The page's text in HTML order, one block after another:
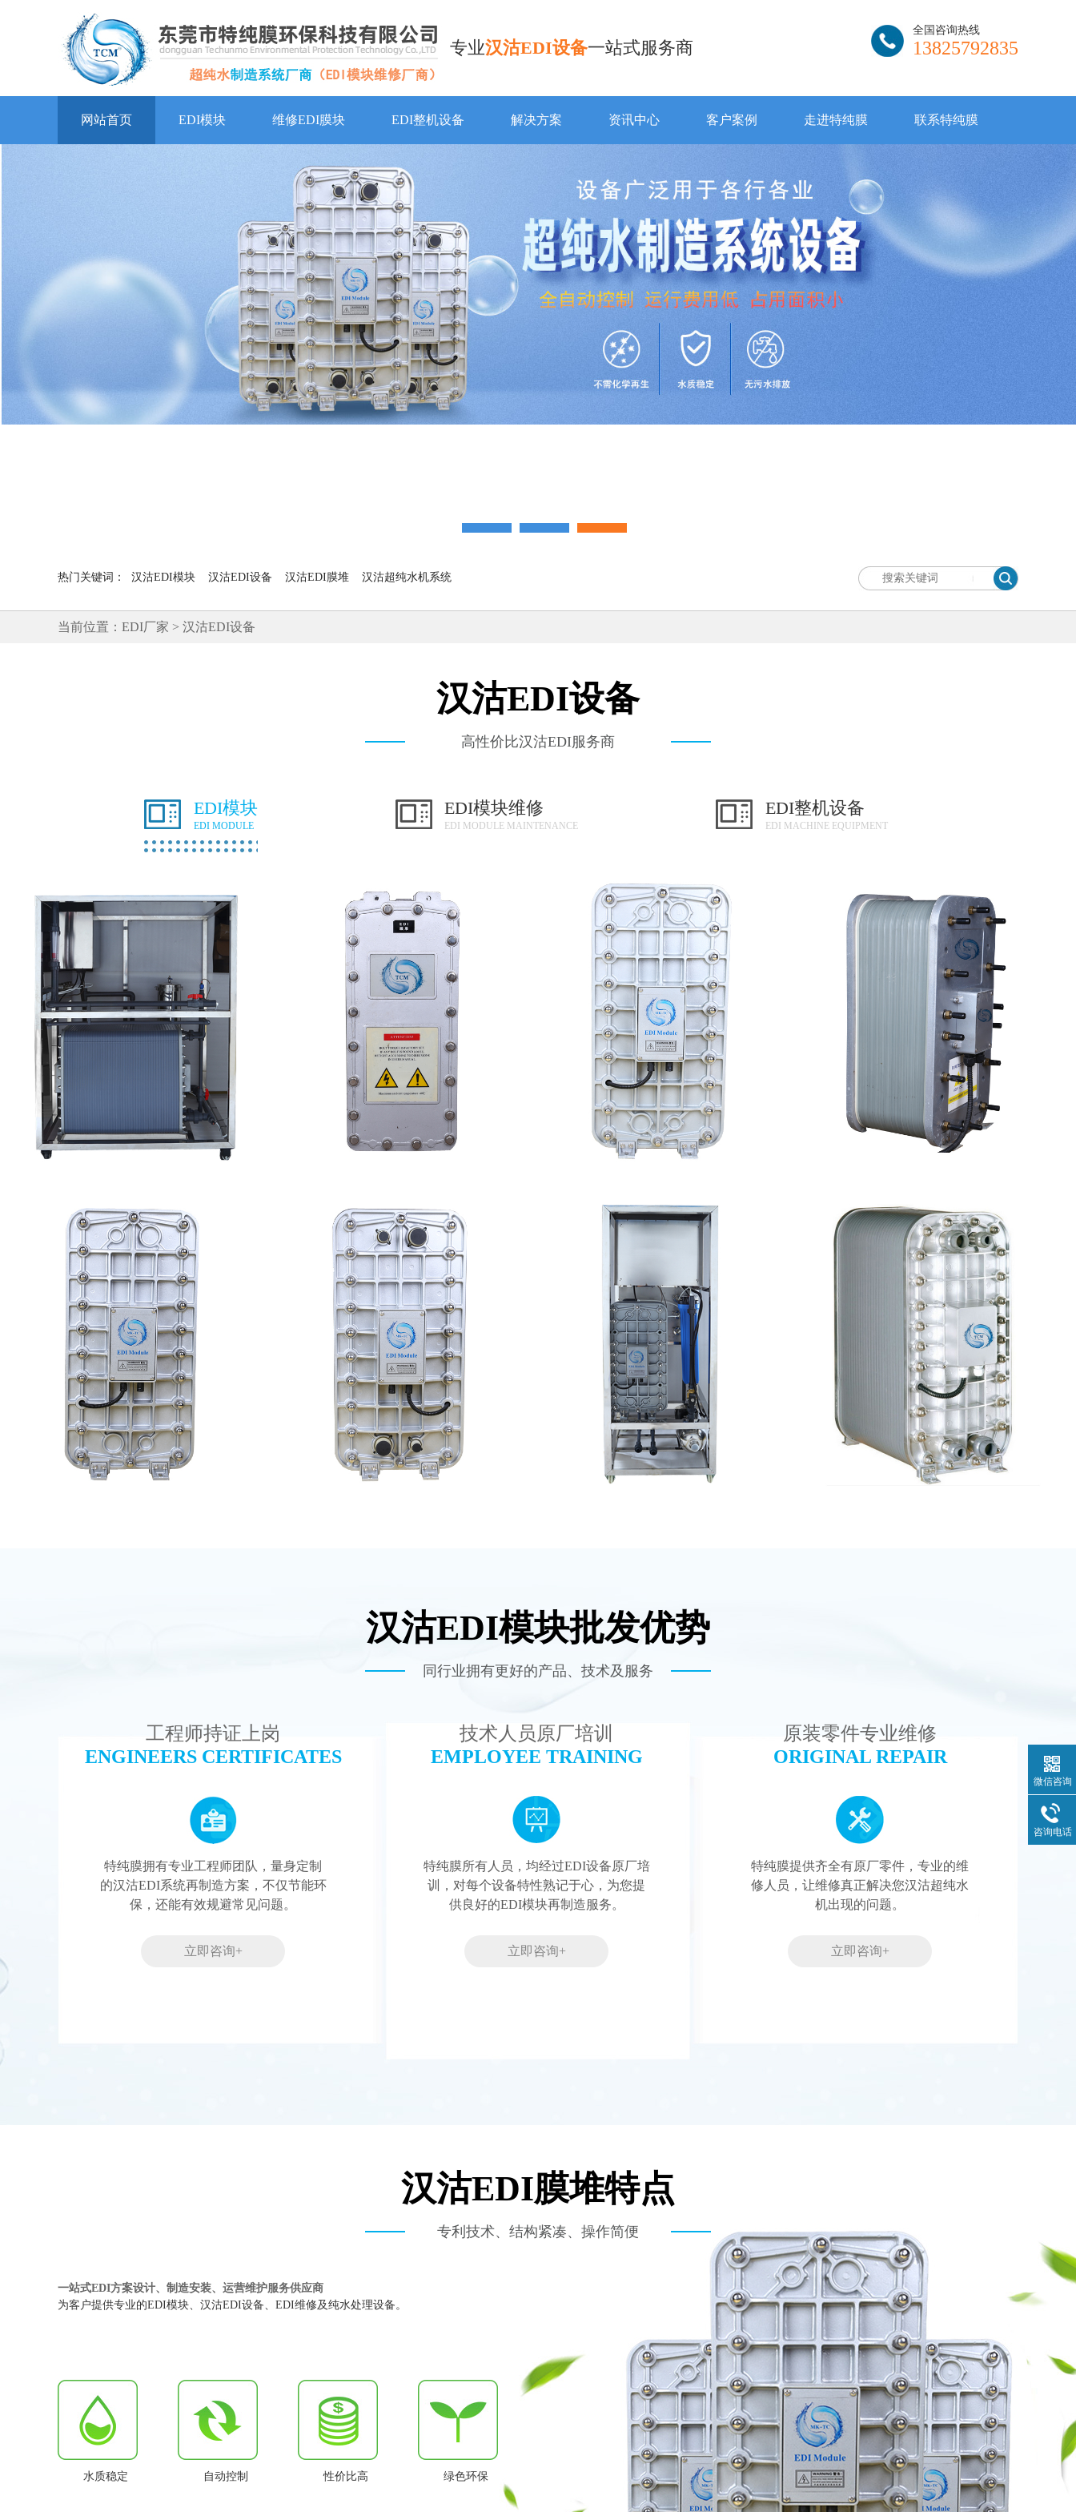
专业汉沽EDI设备一站式服务商
全国咨询热线
13825792835
网站首页 EDI模块 维修EDI膜块 EDI整机设备 解决方案 资讯中心 客户案例 走进特纯膜 联系特纯膜
热门关键词： 汉沽EDI模块 汉沽EDI设备 汉沽EDI膜堆 汉沽超纯水机系统
当前位置： EDI厂家 > 汉沽EDI设备
汉沽EDI设备
高性价比汉沽EDI服务商
EDI模块
EDI MODULE
EDI模块维修
EDI MODULE MAINTENANCE
EDI整机设备
EDI MACHINE EQUIPMENT
MK-TC500 EDI设备维修
查看详情
坎普尔EDI膜堆维修
查看详情
MK-TC500 EDI模块
查看详情
PureTec （浦睿）EDI模块维修
查看详情
MK-TC200 EDI模块
查看详情
MK-TC50 EDI设备
查看详情
汉沽EDI模块批发优势
同行业拥有更好的产品、技术及服务
工程师持证上岗
ENGINEERS CERTIFICATES
特纯膜拥有专业工程师团队，量身定制
的汉沽EDI系统再制造方案，不仅节能环
保，还能有效规避常见问题。
立即咨询+
技术人员原厂培训
EMPLOYEE TRAINING
特纯膜所有人员，均经过EDI设备原厂培
训，对每个设备特性熟记于心，为您提
供良好的EDI模块再制造服务。
立即咨询+
原装零件专业维修
ORIGINAL REPAIR
特纯膜提供齐全有原厂零件，专业的维
修人员，让维修真正解决您汉沽超纯水
机出现的问题。
立即咨询+
汉沽EDI膜堆特点
专利技术、结构紧凑、操作简便
一站式EDI方案设计、制造安装、运营维护服务供应商
为客户提供专业的EDI模块、汉沽EDI设备、EDI维修及纯水处理设备。
水质稳定 自动控制 性价比高 绿色环保
微信咨询
咨询电话